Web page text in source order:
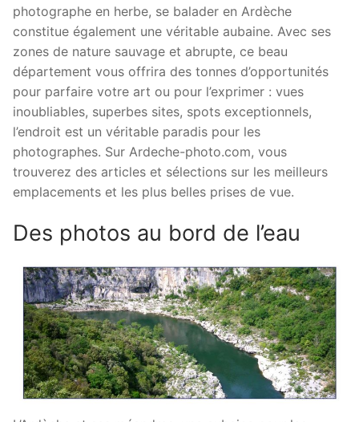
photographe en herbe, se balader en Ardèche
constitue également une véritable aubaine. Avec ses
zones de nature sauvage et abrupte, ce beau
département vous offrira des tonnes d’opportunités
pour parfaire votre art ou pour l’exprimer : vues
inoubliables, superbes sites, spots exceptionnels,
l’endroit est un véritable paradis pour les
photographes. Sur Ardeche-photo.com, vous
trouverez des articles et sélections sur les meilleurs
emplacements et les plus belles prises de vue.
Des photos au bord de l’eau